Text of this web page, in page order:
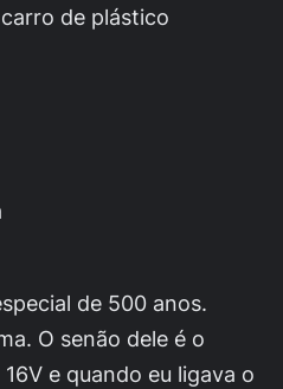
de plástico
de 500 anos.
O senão dele é o
e quando eu ligava o